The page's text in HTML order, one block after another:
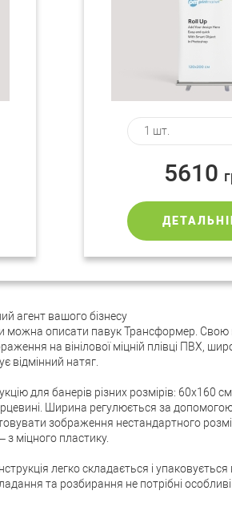
5610
агент вашого бізнесу
можна описати павук Трансформер. Свою
на вінілової міцній плівці ПВХ,
відмінний натяг.
для банерів різних розмірів: 60х160
Ширина регулюється за
зображення нестандартного
міцного пластику.
легко складається і
та розбирання не потрібні